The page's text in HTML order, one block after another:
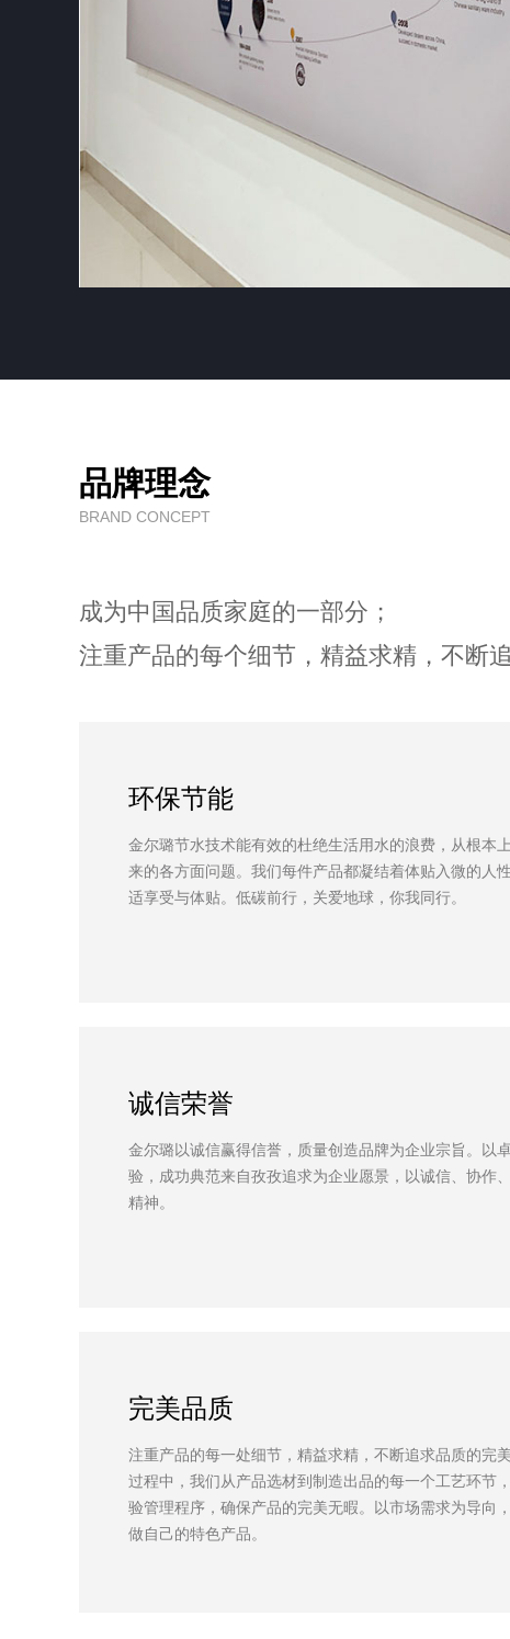
品牌理念
BRAND CONCEPT
成为中国品质家庭的一部分；
注重产品的每个细节，精益求精，不断
环保节能
金尔璐节水技术能有效的杜绝生活用水的浪费，从根本
来的各方面问题。我们每件产品都凝结着体贴入微的人
适享受与体贴。低碳前行，关爱地球，你我同行。
诚信荣誉
金尔璐以诚信赢得信誉，质量创造品牌为企业宗旨。以
验，成功典范来自孜孜追求为企业愿景，以诚信、协作
精神。
完美品质
注重产品的每一处细节，精益求精，不断追求品质的完
过程中，我们从产品选材到制造出品的每一个工艺环节
验管理程序，确保产品的完美无暇。以市场需求为导向
做自己的特色产品。